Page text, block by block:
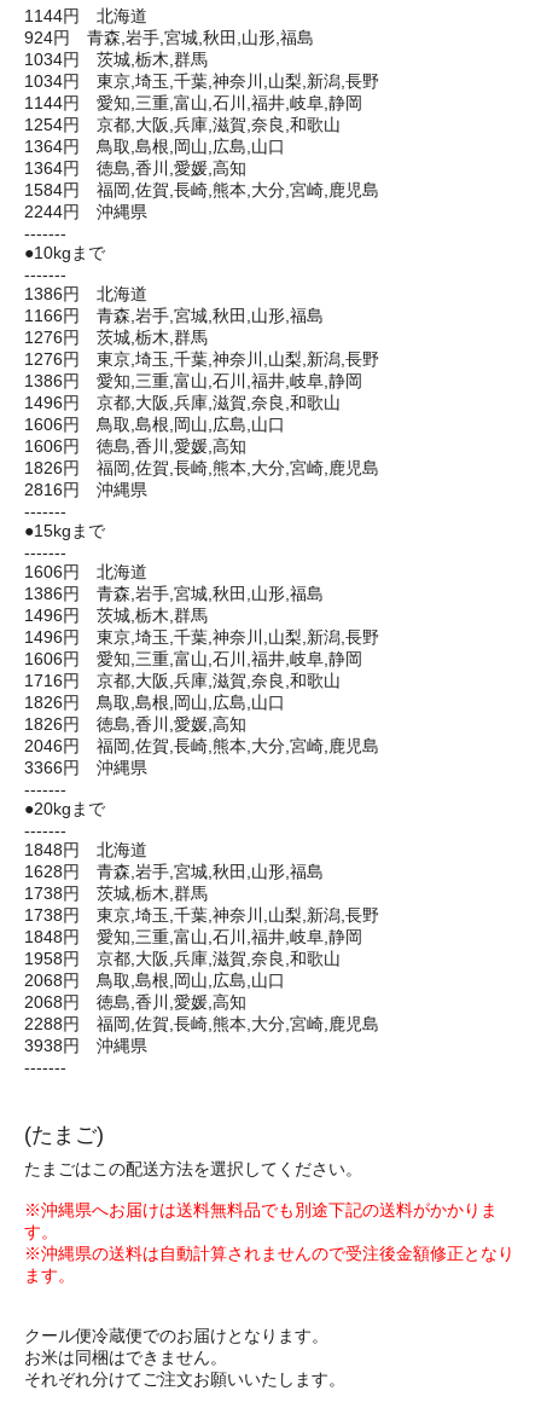
1144円 北海道
924円 青森,岩手,宮城,秋田,山形,福島
1034円 茨城,栃木,群馬
1034円 東京,埼玉,千葉,神奈川,山梨,新潟,長野
1144円 愛知,三重,富山,石川,福井,岐阜,静岡
1254円 京都,大阪,兵庫,滋賀,奈良,和歌山
1364円 鳥取,島根,岡山,広島,山口
1364円 徳島,香川,愛媛,高知
1584円 福岡,佐賀,長崎,熊本,大分,宮崎,鹿児島
2244円 沖縄県
-------
●10kgまで
-------
1386円 北海道
1166円 青森,岩手,宮城,秋田,山形,福島
1276円 茨城,栃木,群馬
1276円 東京,埼玉,千葉,神奈川,山梨,新潟,長野
1386円 愛知,三重,富山,石川,福井,岐阜,静岡
1496円 京都,大阪,兵庫,滋賀,奈良,和歌山
1606円 鳥取,島根,岡山,広島,山口
1606円 徳島,香川,愛媛,高知
1826円 福岡,佐賀,長崎,熊本,大分,宮崎,鹿児島
2816円 沖縄県
-------
●15kgまで
-------
1606円 北海道
1386円 青森,岩手,宮城,秋田,山形,福島
1496円 茨城,栃木,群馬
1496円 東京,埼玉,千葉,神奈川,山梨,新潟,長野
1606円 愛知,三重,富山,石川,福井,岐阜,静岡
1716円 京都,大阪,兵庫,滋賀,奈良,和歌山
1826円 鳥取,島根,岡山,広島,山口
1826円 徳島,香川,愛媛,高知
2046円 福岡,佐賀,長崎,熊本,大分,宮崎,鹿児島
3366円 沖縄県
-------
●20kgまで
-------
1848円 北海道
1628円 青森,岩手,宮城,秋田,山形,福島
1738円 茨城,栃木,群馬
1738円 東京,埼玉,千葉,神奈川,山梨,新潟,長野
1848円 愛知,三重,富山,石川,福井,岐阜,静岡
1958円 京都,大阪,兵庫,滋賀,奈良,和歌山
2068円 鳥取,島根,岡山,広島,山口
2068円 徳島,香川,愛媛,高知
2288円 福岡,佐賀,長崎,熊本,大分,宮崎,鹿児島
3938円 沖縄県
-------
(たまご)
たまごはこの配送方法を選択してください。
※沖縄県へお届けは送料無料品でも別途下記の送料がかかりま
す。
※沖縄県の送料は自動計算されませんので受注後金額修正となり
ます。
クール便冷蔵便でのお届けとなります。
お米は同梱はできません。
それぞれ分けてご注文お願いいたします。